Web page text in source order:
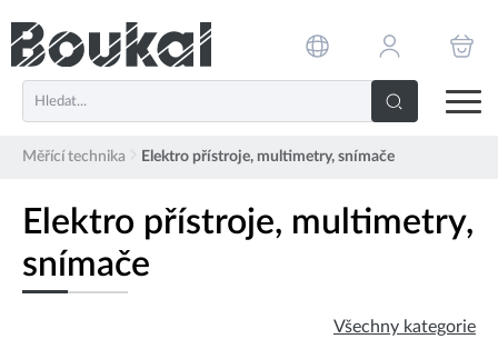
Měřící technika Elektro přístroje, multimetry, snímače
Elektro přístroje, multimetry,
snímače
Všechny kategorie